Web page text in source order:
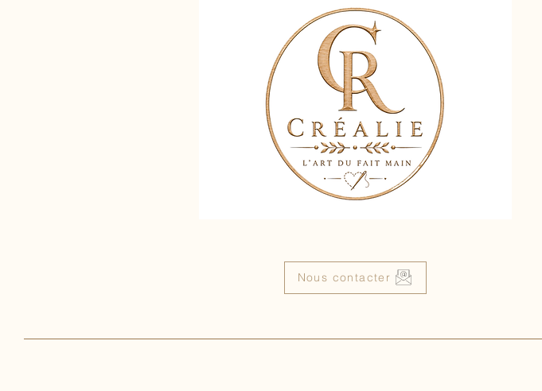
Nous contacter